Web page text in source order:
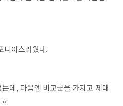
니아스러웠다.
데, 다음엔 비교군을 가지고 제대